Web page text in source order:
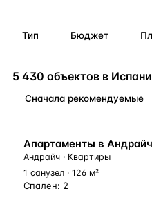
Тип Бюджет
5 430 объектов в
ВНЖ
Апартаменты в
Андрайч · Квартиры
1 санузел · 126 м²
Спален: 2